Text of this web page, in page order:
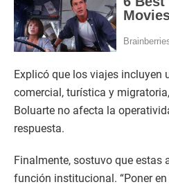
Explicó que los viajes incluyen
comercial, turística y
Boluarte no afecta la
respuesta.
Finalmente, sostuvo que estas
función institucional. “Poner